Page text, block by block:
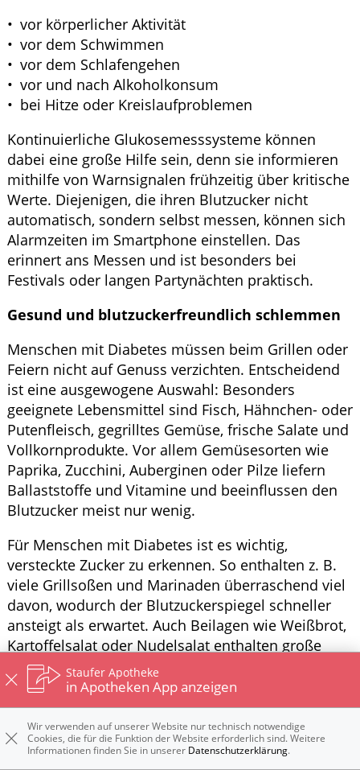
vor körperlicher Aktivität
vor dem Schwimmen
vor dem Schlafengehen
vor und nach Alkoholkonsum
bei Hitze oder Kreislaufproblemen
Kontinuierliche Glukosemesssysteme können
dabei eine große Hilfe sein, denn sie informieren
mithilfe von Warnsignalen frühzeitig über kritische
Werte. Diejenigen, die ihren Blutzucker nicht
automatisch, sondern selbst messen, können sich
Alarmzeiten im Smartphone einstellen. Das
erinnert ans Messen und ist besonders bei
Festivals oder langen Partynächten praktisch.
Gesund und blutzuckerfreundlich schlemmen
Menschen mit Diabetes müssen beim Grillen oder
Feiern nicht auf Genuss verzichten. Entscheidend
ist eine ausgewogene Auswahl: Besonders
geeignete Lebensmittel sind Fisch, Hähnchen- oder
Putenfleisch, gegrilltes Gemüse, frische Salate und
Vollkornprodukte. Vor allem Gemüsesorten wie
Paprika, Zucchini, Auberginen oder Pilze liefern
Ballaststoffe und Vitamine und beeinflussen den
Blutzucker meist nur wenig.
Für Menschen mit Diabetes ist es wichtig,
versteckte Zucker zu erkennen. So enthalten z. B.
viele Grillsoßen und Marinaden überraschend viel
davon, wodurch der Blutzuckerspiegel schneller
ansteigt als erwartet. Auch Beilagen wie Weißbrot,
Kartoffelsalat oder Nudelsalat enthalten große
Mengen Kohlenhydrate. Deshalb sollte die Portion
bewusst gewählt werden.
Komplett auf Eis, Kuchen oder süße Getränke zu
verzichten ist nicht zwingend notwendig.
Entscheidend ist, die Menge im Blick zu behalten
Staufer Apotheke
in Apotheken App anzeigen
Wir verwenden auf unserer Website nur technisch notwendige
Cookies, die für die Funktion der Website erforderlich sind. Weitere
Informationen finden Sie in unserer Datenschutzerklärung.